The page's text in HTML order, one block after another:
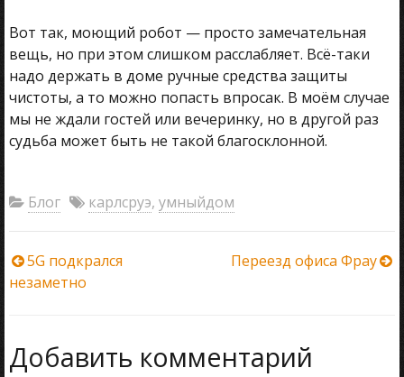
Вот так, моющий робот — просто замечательная
вещь, но при этом слишком расслабляет. Всё-таки
надо держать в доме ручные средства защиты
чистоты, а то можно попасть впросак. В моём случае
мы не ждали гостей или вечеринку, но в другой раз
судьба может быть не такой благосклонной.
Блог карлсруэ, умныйдом
Навигация
записям
5G подкрался
незаметно
Переезд офиса Фрау
Добавить комментарий